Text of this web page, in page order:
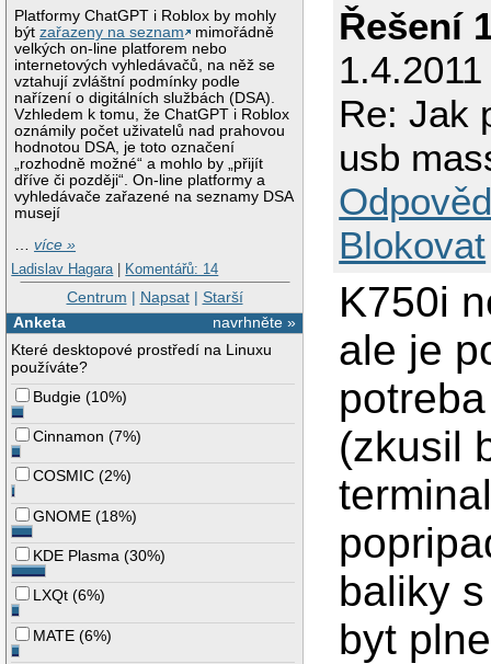
Platformy ChatGPT i Roblox by mohly
býtzařazeny na seznam
mimořádně
velkých on-line platforem nebo
internetových vyhledávačů, na něž se
vztahují zvláštní podmínky podle
nařízení o digitálních službách (DSA).
Vzhledem k tomu, že ChatGPT i Roblox
oznámily počet uživatelů nad prahovou
hodnotou DSA, je toto označení
„rozhodně možné“ a mohlo by „přijít
dříve či později“. On-line platformy a
vyhledávače zařazené na seznamy DSA
musejí
…více »
Ladislav Hagara | Komentářů: 14
Centrum | Napsat| Starší
navrhněte »
Anketa
Které desktopové prostředí na Linuxu
používáte?
Budgie (10%)
Cinnamon (7%)
COSMIC (2%)
GNOME (18%)
KDE Plasma (30%)
LXQt (6%)
MATE (6%)
Řešení
Re: Jak
usb
Blokovat
K750i
ale je
(zkusil
baliky
byt